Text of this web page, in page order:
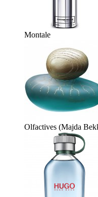
Montale
Olfactives (Majda